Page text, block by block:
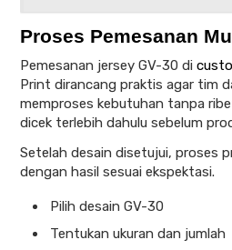
Proses Pemesanan
Pemesanan jersey GV-30 di
Print dirancang praktis agar tim
memproses kebutuhan tanpa
dicek terlebih dahulu sebelum
Setelah desain disetujui, proses
dengan hasil sesuai ekspektasi.
Pilih desain GV-30
Tentukan ukuran dan jumlah